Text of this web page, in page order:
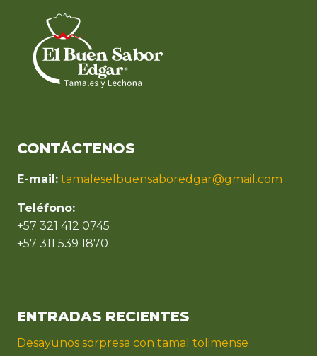
CONTÁCTENOS
E-mail: tamaleselbuensaboredgar@gmail.com
Teléfono:
+57 321 412 0745
+57 311 539 1870
ENTRADAS RECIENTES
Desayunos sorpresa con tamal tolimense